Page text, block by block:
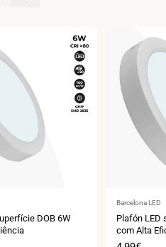
DOB 6W
Fornecedor:
Barcelona LED
Plafón LED
com Alta